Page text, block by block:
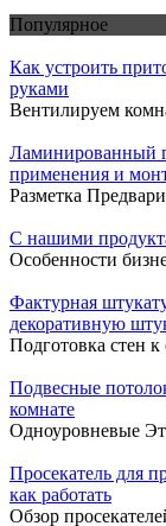
Популярное
Как устроить
руками
Вентилируем
Ламинированный
применения и
Разметка
С нашими
Особенности
Фактурная
декоративную
Подготовка стен
Подвесные
комнате
Одноуровневые
Просекатель для
как работать
Обзор